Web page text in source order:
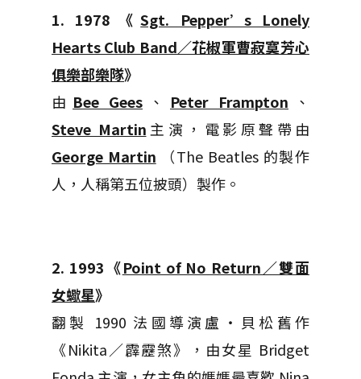
1. 1978《Sgt. Pepper’s Lonely
Hearts Club Band／花椒軍曹寂寞芳心
俱樂部樂隊》
由 Bee Gees 、 Peter Frampton 、
Steve Martin 主演，電影原聲帶由
George Martin （The Beatles 的製作
人，人稱第五位披頭）製作。
2. 1993《Point of No Return／雙面
女蠍星》
翻製 1990 法國導演盧‧貝松舊作
《Nikita／霹靂煞》，由女星 Bridget